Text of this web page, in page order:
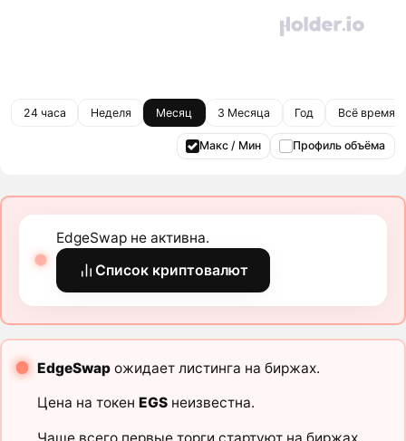
24 часа Неделя Месяц 3 Месяца Год Всё время
Макс / Мин Профиль объёма
EdgeSwap не активна.
Список криптовалют
EdgeSwapожидает листинга на биржах.
Цена на токен EGSнеизвестна.